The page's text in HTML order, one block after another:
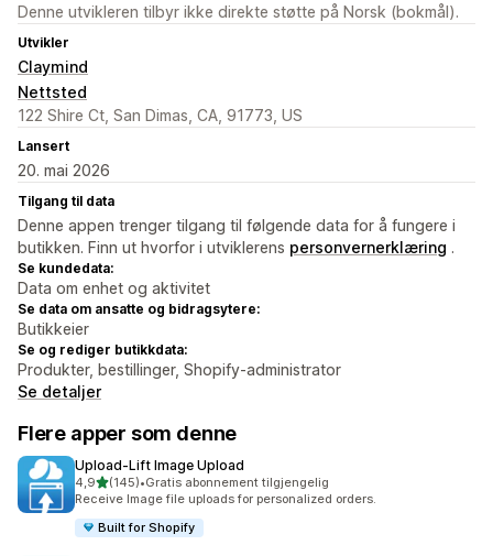
Denne utvikleren tilbyr ikke direkte støtte på Norsk (bokmål).
Utvikler
Claymind
Nettsted
122 Shire Ct, San Dimas, CA, 91773, US
Lansert
20. mai 2026
Tilgang til data
Denne appen trenger tilgang til følgende data for å fungere i
butikken. Finn ut hvorfor i utviklerens personvernerklæring .
Se kundedata:
Data om enhet og aktivitet
Se data om ansatte og bidragsytere:
Butikkeier
Se og rediger butikkdata:
Produkter, bestillinger, Shopify-administrator
Se detaljer
Flere apper som denne
Upload‑Lift Image Upload
4,9av 5 stjerner
(145)
Totalt 145 omtaler
•Gratis abonnement tilgjengelig
Receive Image file uploads for personalized orders.
Built for Shopify